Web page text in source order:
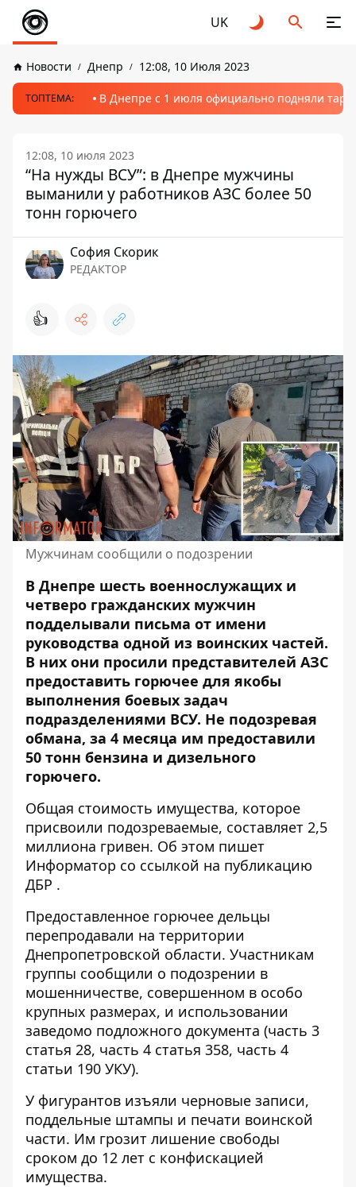
UK
Новости Днепр 12:08, 10 Июля 2023
ТОПТЕМА: В Днепре с 1 июля официально подняли
12:08, 10 июля 2023
“На нужды ВСУ”: в Днепре мужчины
выманили у работников АЗС более 50
тонн горючего
София Скорик
РЕДАКТОР
👍
Мужчинам сообщили о подозрении
В Днепре шесть военнослужащих и
четверо гражданских мужчин
подделывали письма от имени
руководства одной из воинских частей.
В них они просили представителей АЗС
предоставить горючее для якобы
выполнения боевых задач
подразделениями ВСУ. Не подозревая
обмана, за 4 месяца им предоставили
50 тонн бензина и дизельного
горючего.
Общая стоимость имущества, которое
присвоили подозреваемые, составляет 2,5
миллиона гривен. Об этом пишет
Информатор со ссылкой на публикацию
ДБР .
Предоставленное горючее дельцы
перепродавали на территории
Днепропетровской области. Участникам
группы сообщили о подозрении в
мошенничестве, совершенном в особо
крупных размерах, и использовании
заведомо подложного документа (часть 3
статья 28, часть 4 статья 358, часть 4
статьи 190 УКУ).
У фигурантов изъяли черновые записи,
поддельные штампы и печати воинской
части. Им грозит лишение свободы
сроком до 12 лет с конфискацией
имущества.